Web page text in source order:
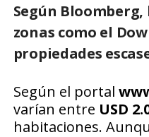
Según
zonas como el
propiedades
Según el portal
varían entre USD
habitaciones.